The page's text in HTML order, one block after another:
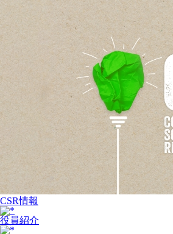
CSR情報
役員紹介